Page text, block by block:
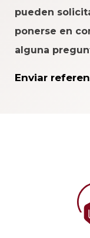
pueden
ponerse en
alguna
Enviar